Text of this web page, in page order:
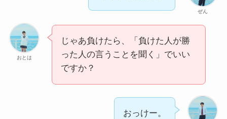
ぜん
おとは
じゃあ負けたら、「負けた人が勝
った人の言うことを聞く」でいい
ですか？
おっけー。